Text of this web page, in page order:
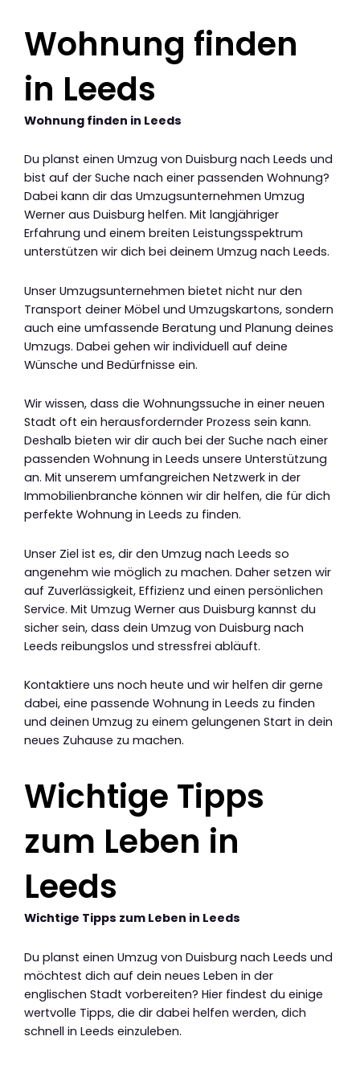
Wohnung finden
in Leeds
Wohnung finden in Leeds
Du planst einen Umzug von Duisburg nach Leeds und
bist auf der Suche nach einer passenden Wohnung?
Dabei kann dir das Umzugsunternehmen Umzug
Werner aus Duisburg helfen. Mit langjähriger
Erfahrung und einem breiten Leistungsspektrum
unterstützen wir dich bei deinem Umzug nach Leeds.
Unser Umzugsunternehmen bietet nicht nur den
Transport deiner Möbel und Umzugskartons, sondern
auch eine umfassende Beratung und Planung deines
Umzugs. Dabei gehen wir individuell auf deine
Wünsche und Bedürfnisse ein.
Wir wissen, dass die Wohnungssuche in einer neuen
Stadt oft ein herausfordernder Prozess sein kann.
Deshalb bieten wir dir auch bei der Suche nach einer
passenden Wohnung in Leeds unsere Unterstützung
an. Mit unserem umfangreichen Netzwerk in der
Immobilienbranche können wir dir helfen, die für dich
perfekte Wohnung in Leeds zu finden.
Unser Ziel ist es, dir den Umzug nach Leeds so
angenehm wie möglich zu machen. Daher setzen wir
auf Zuverlässigkeit, Effizienz und einen persönlichen
Service. Mit Umzug Werner aus Duisburg kannst du
sicher sein, dass dein Umzug von Duisburg nach
Leeds reibungslos und stressfrei abläuft.
Kontaktiere uns noch heute und wir helfen dir gerne
dabei, eine passende Wohnung in Leeds zu finden
und deinen Umzug zu einem gelungenen Start in dein
neues Zuhause zu machen.
Wichtige Tipps
zum Leben in
Leeds
Wichtige Tipps zum Leben in Leeds
Du planst einen Umzug von Duisburg nach Leeds und
möchtest dich auf dein neues Leben in der
englischen Stadt vorbereiten? Hier findest du einige
wertvolle Tipps, die dir dabei helfen werden, dich
schnell in Leeds einzuleben.